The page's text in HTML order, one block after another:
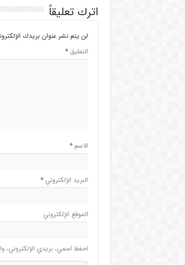
اترك تعليقاً
لن يتم نشر عنوان بريدك
التعليق*
الاسم*
البريد الإلكتروني*
الموقع الإلكتروني
احفظ اسمي، بريدي الإلكتروني،